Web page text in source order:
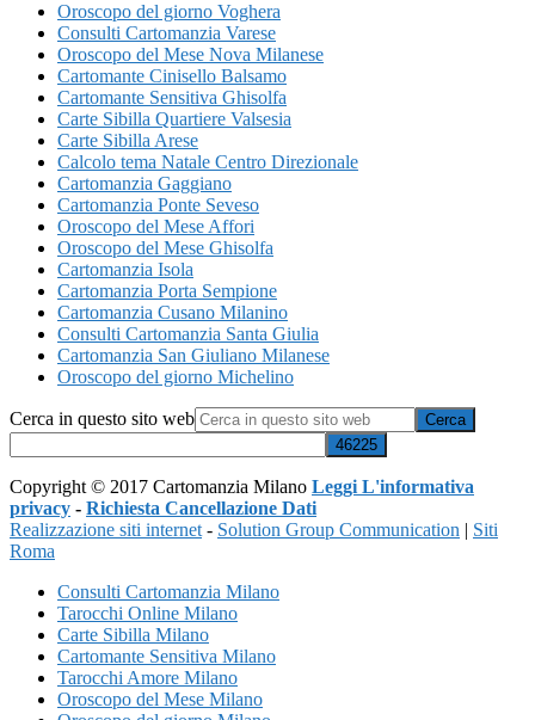
Oroscopo del giorno Voghera
Consulti Cartomanzia Varese
Oroscopo del Mese Nova Milanese
Cartomante Cinisello Balsamo
Cartomante Sensitiva Ghisolfa
Carte Sibilla Quartiere Valsesia
Carte Sibilla Arese
Calcolo tema Natale Centro Direzionale
Cartomanzia Gaggiano
Cartomanzia Ponte Seveso
Oroscopo del Mese Affori
Oroscopo del Mese Ghisolfa
Cartomanzia Isola
Cartomanzia Porta Sempione
Cartomanzia Cusano Milanino
Consulti Cartomanzia Santa Giulia
Cartomanzia San Giuliano Milanese
Oroscopo del giorno Michelino
Cerca in questo sito web
Copyright © 2017 Cartomanzia Milano Leggi L'informativa
privacy - Richiesta Cancellazione Dati
Realizzazione siti internet - Solution Group Communication | Siti
Roma
Consulti Cartomanzia Milano
Tarocchi Online Milano
Carte Sibilla Milano
Cartomante Sensitiva Milano
Tarocchi Amore Milano
Oroscopo del Mese Milano